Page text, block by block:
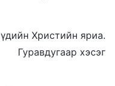
Христийн яриа.
Гуравдугаар хэсэг